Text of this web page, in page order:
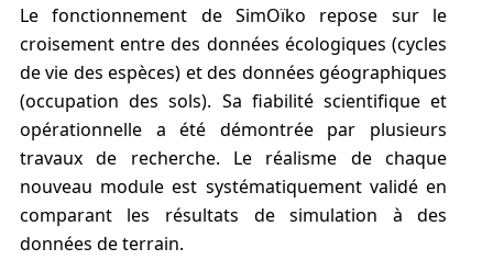
Le fonctionnement de SimOïko repose sur le
croisement entre des données écologiques (cycles
de vie des espèces) et des données géographiques
(occupation des sols). Sa fiabilité scientifique et
opérationnelle a été démontrée par plusieurs
travaux de recherche. Le réalisme de chaque
nouveau module est systématiquement validé en
comparant les résultats de simulation à des
données de terrain.